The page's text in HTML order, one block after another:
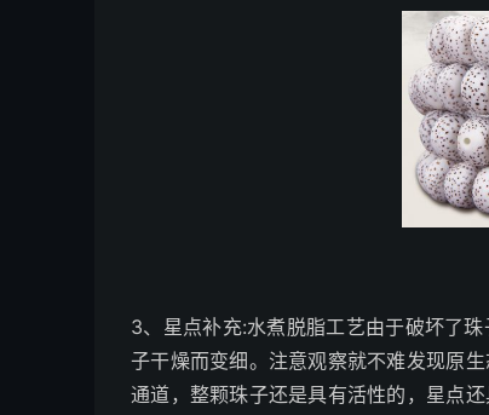
3、星点补充:水煮脱脂工艺由于破坏了
子干燥而变细。注意观察就不难发现原
通道，整颗珠子还是具有活性的，星点